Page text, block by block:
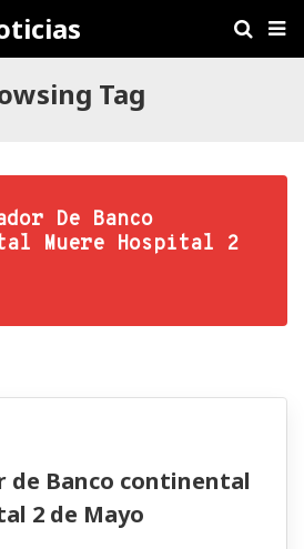
Tag
De Banco
Muere Hospital 2
de Banco continental
2 de Mayo